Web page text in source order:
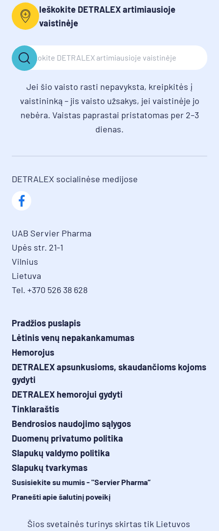
Ieškokite DETRALEX artimiausioje
vaistinėje
Jei šio vaisto rasti nepavyksta, kreipkitės į
vaistininką – jis vaisto užsakys, jei vaistinėje jo
nebėra. Vaistas paprastai pristatomas per 2–3
dienas.
DETRALEX socialinėse medijose
UAB Servier Pharma
Upės str. 21-1
Vilnius
Lietuva
Tel. +370 526 38 628
Pradžios puslapis
Lėtinis venų nepakankamumas
Hemorojus
DETRALEX apsunkusioms, skaudančioms kojoms
gydyti
DETRALEX hemorojui gydyti
Tinklaraštis
Bendrosios naudojimo sąlygos
Duomenų privatumo politika
Slapukų valdymo politika
Slapukų tvarkymas
Susisiekite su mumis - "Servier Pharma“
Pranešti apie šalutinį poveikį
Šios svetainės turinys skirtas tik Lietuvos